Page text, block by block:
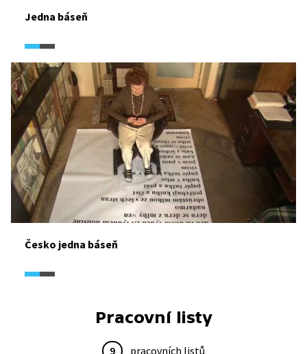
Jedna báseň
Česko jedna báseň
Pracovní listy
9 pracovních listů